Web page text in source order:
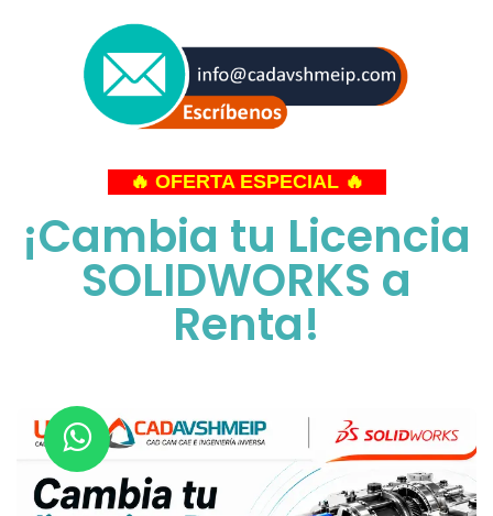
🔥 OFERTA ESPECIAL 🔥
¡Cambia tu Licencia
SOLIDWORKS a
Renta!